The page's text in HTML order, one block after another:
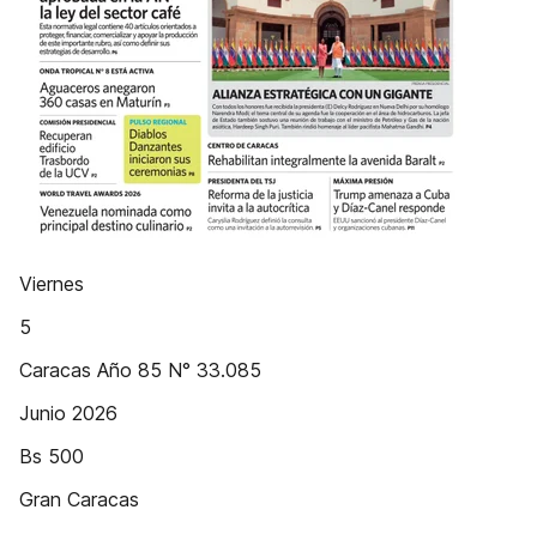
Viernes
5
Caracas Año 85 N° 33.085
Junio 2026
Bs 500
Gran Caracas